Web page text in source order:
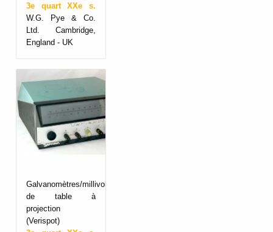
3e quart XXe s.
W.G. Pye & Co.
Ltd. Cambridge,
England - UK
Galvanomètres/millivoltmètres
de table à
projection
(Verispot)